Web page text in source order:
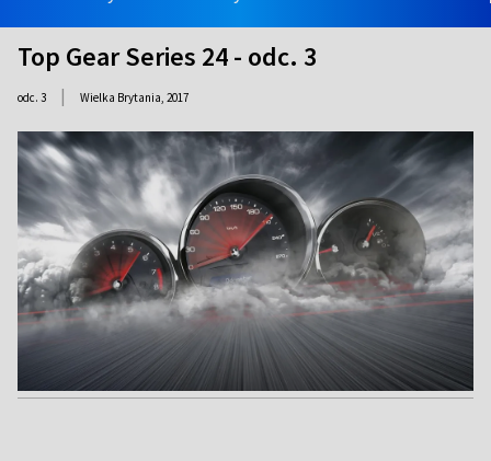
Top Gear Series 24 - odc. 3
odc. 3 | Wielka Brytania, 2017